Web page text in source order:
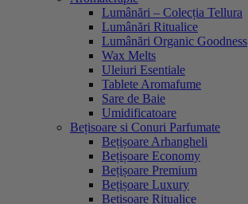
Lumânări – Colecția Tellura
Lumânări Ritualice
Lumânări Organic Goodness
Wax Melts
Uleiuri Esentiale
Tablete Aromafume
Sare de Baie
Umidificatoare
Bețisoare si Conuri Parfumate
Bețișoare Arhangheli
Bețișoare Economy
Bețișoare Premium
Bețișoare Luxury
Bețișoare Ritualice